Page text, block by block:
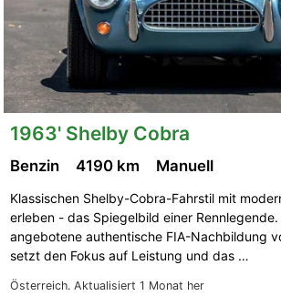
1963' Shelby Cobra
Österreich. Aktualisiert 1 Monat her
Benzin 4190 km Manuell
Klassischen Shelby-Cobra-Fahrstil mit
erleben - das Spiegelbild einer Rennlegende.
angebotene authentische FIA-Nachbildung
setzt den Fokus auf Leistung und das …